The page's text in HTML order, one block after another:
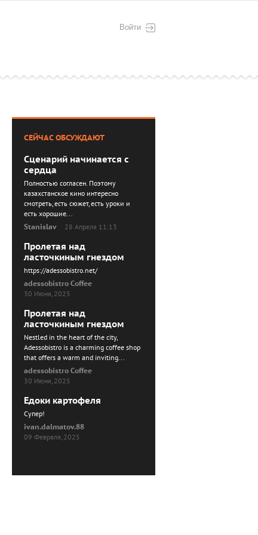
Войти
СЕЙЧАС ОБСУЖДАЮТ
Сценарий начинается с
сердца
Полностью согласен. Поэтому
казахстанское кино интересно
смотреть, есть сюжет, есть уроки и
есть хорошие...
Stanislav
28 Апреля 11:13
Пролетая над
ласточкиным гнездом
https://adessobistro.net/
adessobistro Coffee
30 Июня, 2025
Пролетая над
ласточкиным гнездом
Nestled in the heart of the city,
Adessobistro is a charming coffee shop
that offers a warm and inviting...
adessobistro Coffee
30 Июня, 2025
Едоки картофеля
Cупер!
ivan.dalmatov.88
09 Февраля, 2025